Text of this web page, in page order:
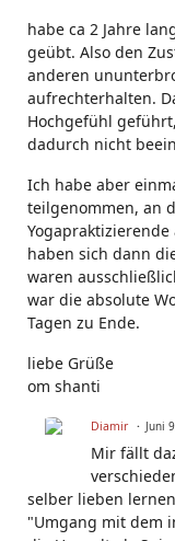
habe ca 2 Jahre
geübt. Also den
anderen
aufrechterhalten.
Hochgefühl
dadurch nicht
Ich habe aber
teilgenommen, an
haben sich dann
waren
war die absolute
Tagen zu Ende.
liebe Grüße
om shanti
Diamir Juni
Mir fällt
selber lieben
"Umgang mit dem